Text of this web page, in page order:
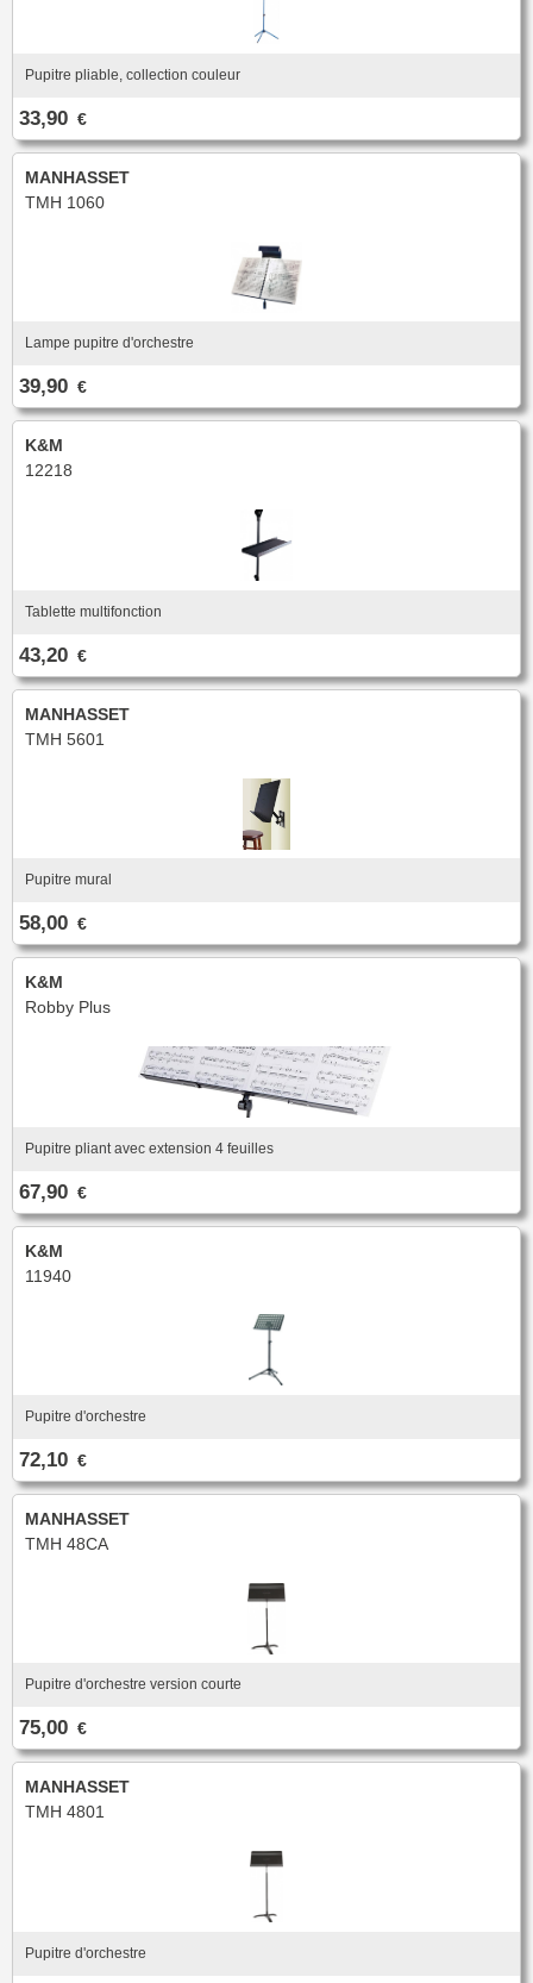
Pupitre pliable, collection couleur
33,90 €
MANHASSET
TMH 1060
Lampe pupitre d'orchestre
39,90 €
K&M
12218
Tablette multifonction
43,20 €
MANHASSET
TMH 5601
Pupitre mural
58,00 €
K&M
Robby Plus
Pupitre pliant avec extension 4 feuilles
67,90 €
K&M
11940
Pupitre d'orchestre
72,10 €
MANHASSET
TMH 48CA
Pupitre d'orchestre version courte
75,00 €
MANHASSET
TMH 4801
Pupitre d'orchestre